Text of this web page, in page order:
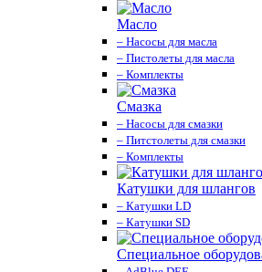
Масло
– Насосы для масла
– Пистолеты для масла
– Комплекты
Смазка
– Насосы для смазки
– Питстолеты для смазки
– Комплекты
Катушки для шлангов
– Катушки LD
– Катушки SD
Специальное